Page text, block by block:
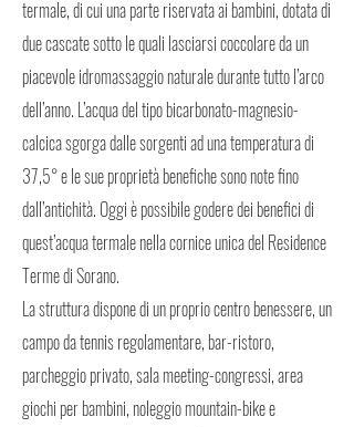
termale, di cui una parte riservata ai bambini, dotata di
due cascate sotto le quali lasciarsi coccolare da un
piacevole idromassaggio naturale durante tutto l’arco
dell’anno. L’acqua del tipo bicarbonato-magnesio-
calcica sgorga dalle sorgenti ad una temperatura di
37,5° e le sue proprietà benefiche sono note fino
dall’antichità. Oggi è possibile godere dei benefici di
quest’acqua termale nella cornice unica del Residence
Terme di Sorano.
La struttura dispone di un proprio centro benessere, un
campo da tennis regolamentare, bar-ristoro,
parcheggio privato, sala meeting-congressi, area
giochi per bambini, noleggio mountain-bike e